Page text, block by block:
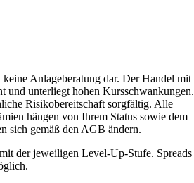
Anlageberatung dar. Der Handel mit
und unterliegt hohen Kursschwankungen.
Risikobereitschaft sorgfältig. Alle
hängen von Ihrem Status sowie dem
sich gemäß den AGB ändern.
der jeweiligen Level-Up-Stufe. Spreads